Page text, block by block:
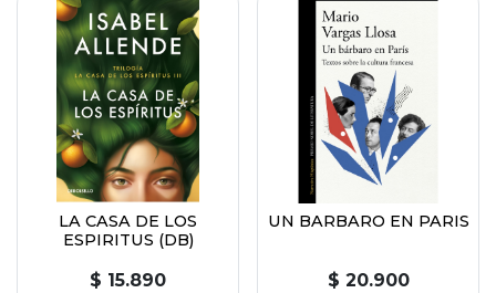
LA CASA DE LOS
ESPIRITUS (DB)
$ 15.890
UN BARBARO EN PARIS
$ 20.900